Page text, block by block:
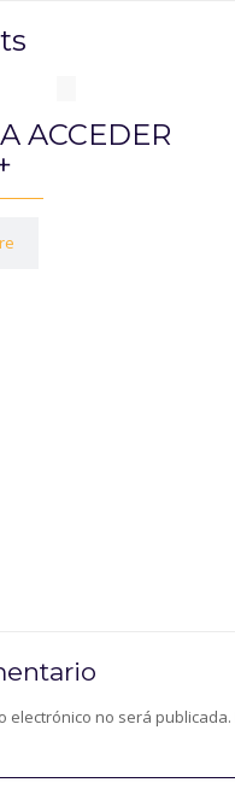
ACCEDER
electrónico no será publicada.